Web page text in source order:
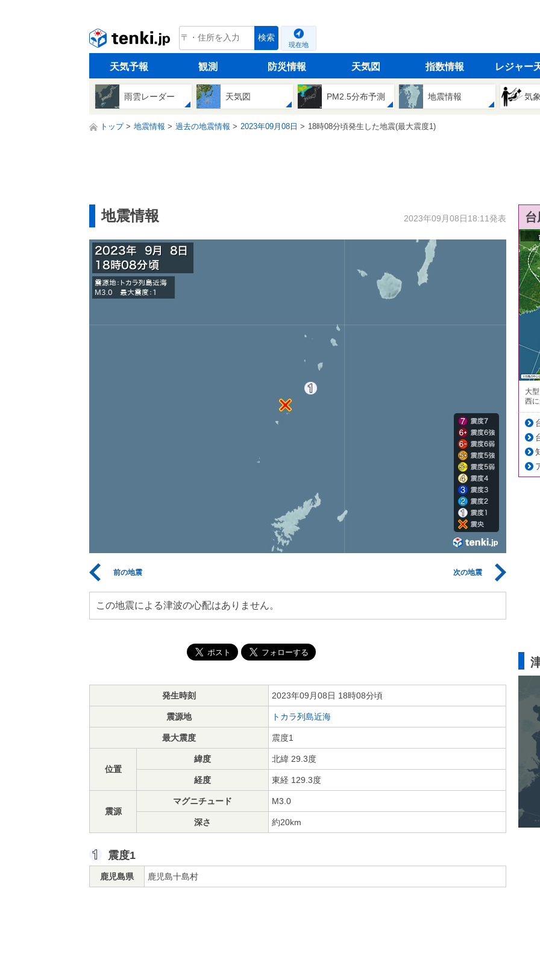
tenki.jp 検索
現在地
天気予報 観測 防災情報 天気図 指数情報 レジャー
雨雲レーダー 天気図 PM2.5分布予測 地震情報 気
トップ 地震情報 過去の地震情報 2023年09月08日 18時08分頃発生した地震(最大震度1)
地震情報 2023年09月08日18:11発表
前の地震 次の地震
この地震による津波の心配はありません。
発生時刻 2023年09月08日 18時08分頃
震源地 トカラ列島近海
最大震度 震度1
位置
緯度 北緯 29.3度
経度 東経 129.3度
震源
マグニチュード M3.0
深さ 約20km
震度1
鹿児島県 鹿児島十島村
大
西